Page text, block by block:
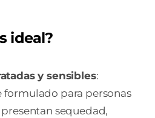
ideal?
y sensibles:
formulado para personas
sequedad,